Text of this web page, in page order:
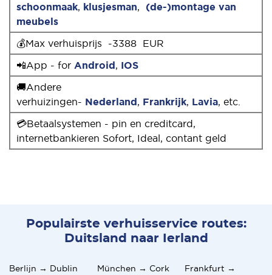
schoonmaak, klusjesman,
(de-)montage van
meubels
💰Max verhuisprijs -3388 EUR
📲App - for Android, IOS
🚚Andere
verhuizingen- Nederland, Frankrijk, Lavia, etc.
💳Betaalsystemen - pin en creditcard,
internetbankieren Sofort, Ideal, contant geld
Populairste verhuisservice routes:
Duitsland naar Ierland
Berlijn → Dublin München → Cork
Frankfurt →